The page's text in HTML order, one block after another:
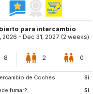
para intercambio
2026 - Dec 31, 2027 (2 weeks)
8 2 0
de Coches:
Si
fumar?:
Si